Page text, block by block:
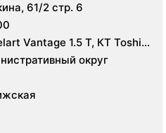
61/2 стр. 6
Vantage 1.5 Т, КТ Toshiba
округ